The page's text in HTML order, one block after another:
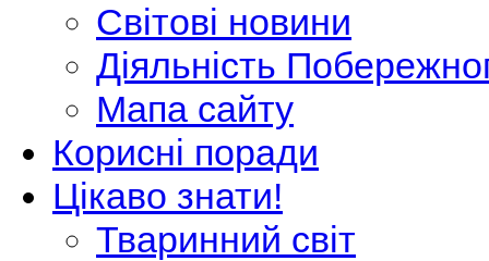
Світові новини
Діяльність
Мапа сайту
Корисні поради
Цікаво знати!
Тваринний світ